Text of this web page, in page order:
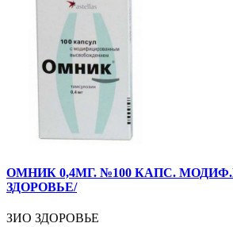
ОМНИК 0,4МГ. №100 КАПС.
ЗДОРОВЬЕ/
ЗИО ЗДОРОВЬЕ